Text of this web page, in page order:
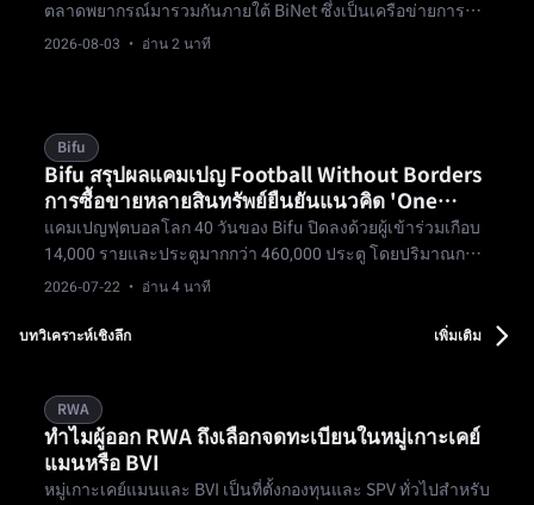
ตลาดพยากรณ์มารวมกันภายใต้ BiNet ซึ่งเป็นเครือข่ายการซื้อ
ขายสินทรัพย์แบบรวมศูนย์ที่ใช้ KYC เดียวและเงินทุนกองเดียว
2026-08-03 · อ่าน 2 นาที
Bifu
Bifu สรุปผลแคมเปญ Football Without Borders
การซื้อขายหลายสินทรัพย์ยืนยันแนวคิด 'One
Account, Trade the World'
แคมเปญฟุตบอลโลก 40 วันของ Bifu ปิดลงด้วยผู้เข้าร่วมเกือบ
14,000 รายและประตูมากกว่า 460,000 ประตู โดยปริมาณการ
ซื้อขายฟอเร็กซ์สูงกว่า 160 ล้านดอลลาร์สหรัฐ — เป็นการ
ของ Bifu
2026-07-22 · อ่าน 4 นาที
บทวิเคราะห์เชิงลึก เพิ่มเติม
RWA
ทำไมผู้ออก RWA ถึงเลือกจดทะเบียนในหมู่เกาะเคย์
แมนหรือ BVI
หมู่เกาะเคย์แมนและ BVI เป็นที่ตั้งกองทุนและ SPV ทั่วไปสำหรับ